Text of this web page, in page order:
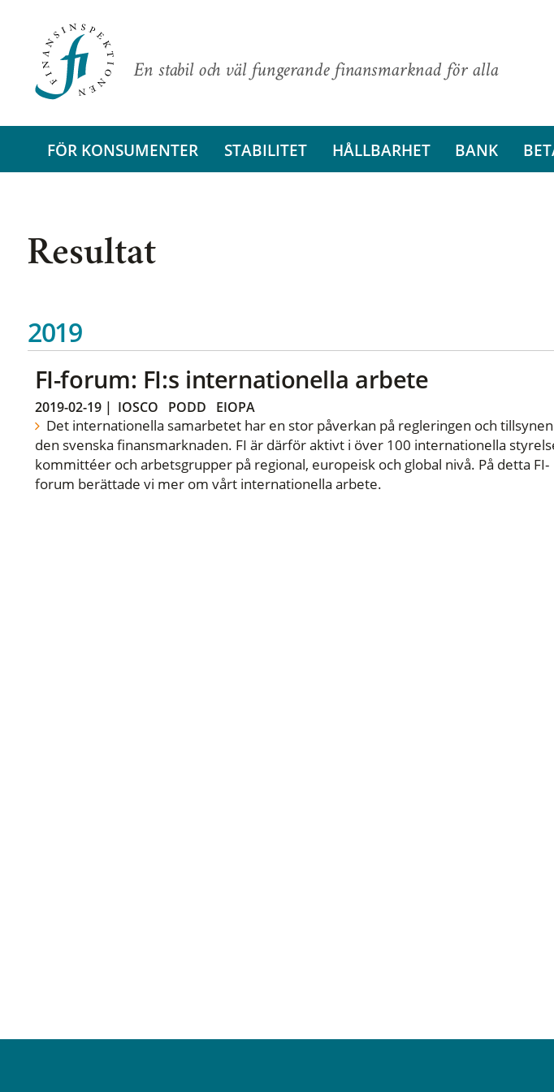
En stabil och väl fungerande finansmarknad för alla
FÖR KONSUMENTER STABILITET HÅLLBARHET BANK
Resultat
2019
FI-forum: FI:s internationella arbete
2019-02-19| IOSCO PODD EIOPA
Det internationella samarbetet har en stor påverkan på regleringen och
den svenska finansmarknaden. FI är därför aktivt i över 100 internationella
kommittéer och arbetsgrupper på regional, europeisk och global nivå. På detta FI-
forum berättade vi mer om vårt internationella arbete.